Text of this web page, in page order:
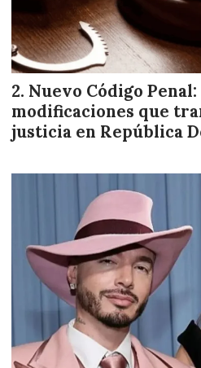
Nuevo Código Penal:
modificaciones que
justicia en República